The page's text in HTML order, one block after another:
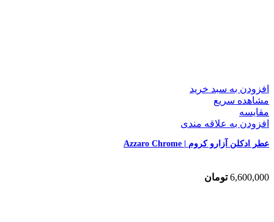
افزودن به سبد خرید
مشاهده سریع
مقایسه
افزودن به علاقه مندی
عطر ادکلن آزارو کروم | Azzaro Chrome
6,600,000 تومان